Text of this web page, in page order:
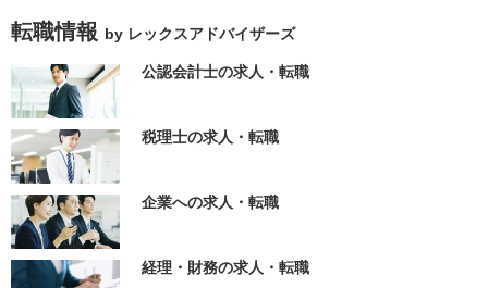
転職情報 by レックスアドバイザーズ
公認会計士の求人・転職
税理士の求人・転職
企業への求人・転職
経理・財務の求人・転職